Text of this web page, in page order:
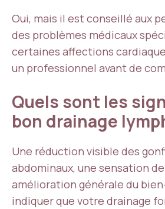
Oui, mais il est conseillé aux
des problèmes médicaux
certaines affections
un professionnel avant de
Quels sont les
bon drainage
Une réduction visible des
abdominaux, une sensation
amélioration générale du
indiquer que votre drainage